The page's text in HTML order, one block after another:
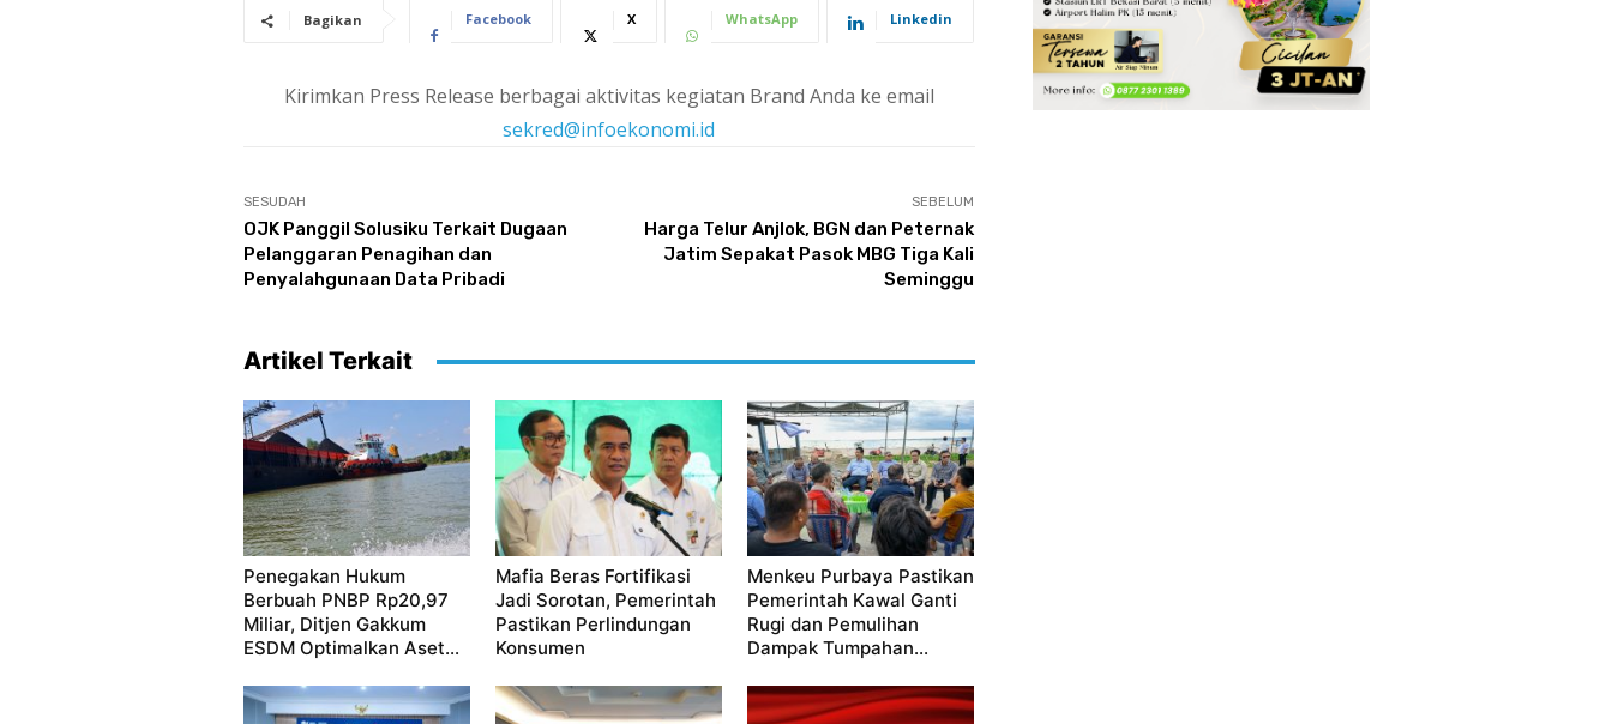
Bagikan Facebook X WhatsApp Linkedin
Kirimkan Press Release berbagai aktivitas kegiatan Brand Anda ke email
sekred@infoekonomi.id
SESUDAH
OJK Panggil Solusiku Terkait Dugaan
Pelanggaran Penagihan dan
Penyalahgunaan Data Pribadi
SEBELUM
Harga Telur Anjlok, BGN dan Peternak
Jatim Sepakat Pasok MBG Tiga Kali
Seminggu
Artikel Terkait
Penegakan Hukum
Berbuah PNBP Rp20,97
Miliar, Ditjen Gakkum
ESDM Optimalkan Aset...
Mafia Beras Fortifikasi
Jadi Sorotan, Pemerintah
Pastikan Perlindungan
Konsumen
Menkeu Purbaya Pastikan
Pemerintah Kawal Ganti
Rugi dan Pemulihan
Dampak Tumpahan...